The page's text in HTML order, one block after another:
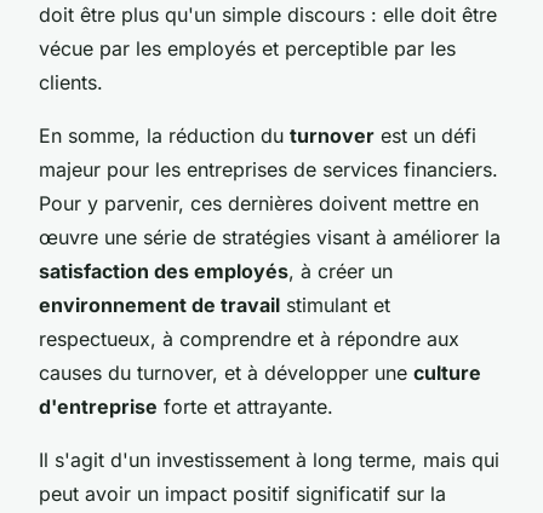
doit être plus qu'un simple discours : elle doit être
vécue par les employés et perceptible par les
clients.
En somme, la réduction du turnover est un défi
majeur pour les entreprises de services financiers.
Pour y parvenir, ces dernières doivent mettre en
œuvre une série de stratégies visant à améliorer la
satisfaction des employés, à créer un
environnement de travail stimulant et
respectueux, à comprendre et à répondre aux
causes du turnover, et à développer une culture
d'entreprise forte et attrayante.
Il s'agit d'un investissement à long terme, mais qui
peut avoir un impact positif significatif sur la